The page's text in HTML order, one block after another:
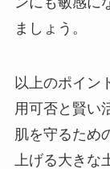
ましょう。
以上のポイン
用可否と賢い
肌を守るため
上げる大きな